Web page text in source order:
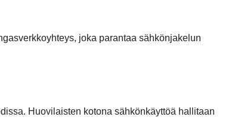
joka parantaa sähkönjakelun
Huovilaisten kotona sähkönkäyttöä hallitaan